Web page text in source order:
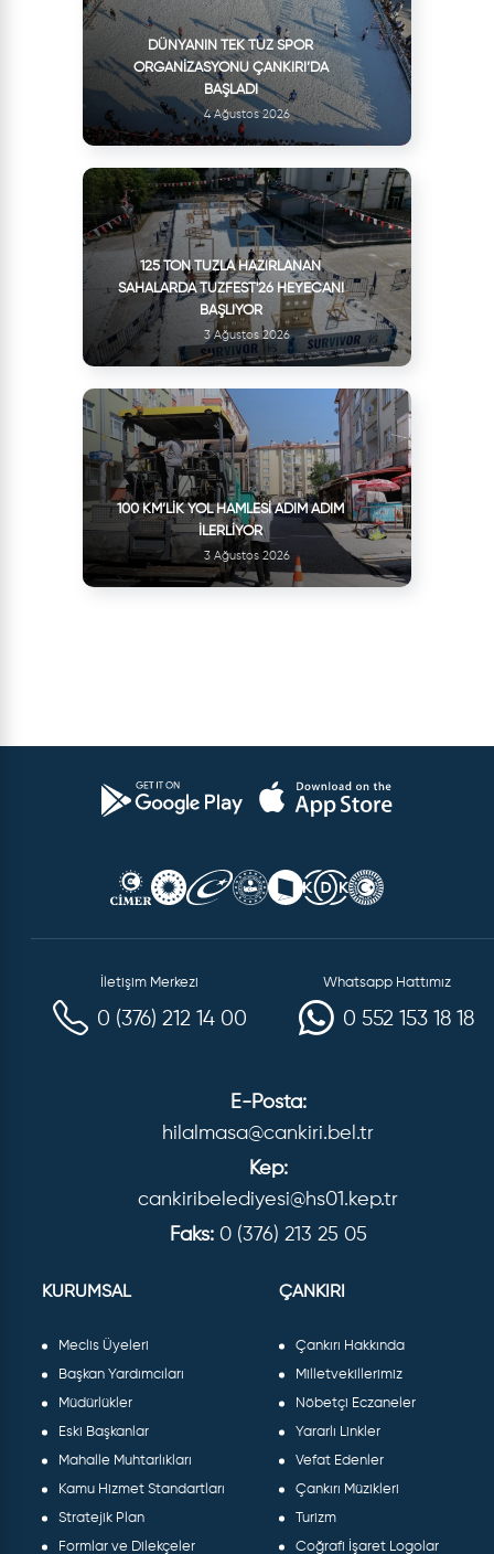
DÜNYANIN TEK TUZ SPOR
ORGANIZASYONU ÇANKIRI’DA
BAŞLADI
4 Ağustos 2026
125 TON TUZLA HAZIRLANAN
SAHALARDA TUZFEST'26 HEYECANI
BAŞLIYOR
3 Ağustos 2026
100 KM’LIK YOL HAMLESI ADIM ADIM
İLERLIYOR
3 Ağustos 2026
İletişim Merkezi
0 (376) 212 14 00
Whatsapp Hattımız
0 552 153 18 18
E-Posta:
hilalmasa@cankiri.bel.tr
Kep:
cankiribelediyesi@hs01.kep.tr
Faks: 0 (376) 213 25 05
KURUMSAL
Meclis Üyeleri
Başkan Yardımcıları
Müdürlükler
Eski Başkanlar
Mahalle Muhtarlıkları
Kamu Hizmet Standartları
Stratejik Plan
Formlar ve Dilekçeler
ÇANKIRI
Çankırı Hakkında
Milletvekillerimiz
Nöbetçi Eczaneler
Yararlı Linkler
Vefat Edenler
Çankırı Müzikleri
Turizm
Coğrafi İşaret Logolar